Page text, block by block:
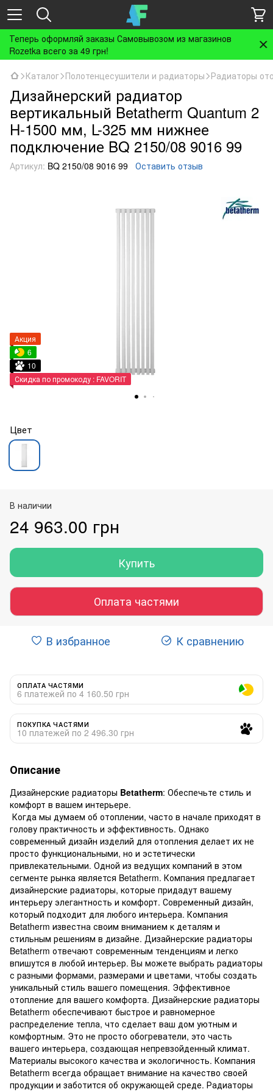
Теперь оформляй заказы Самовывозом из магазинов
Rozetka всего за 49 грн!
Каталог Полотенцесушители и радиаторы Радиаторы
Дизайнерский радиатор
вертикальный Betatherm Quantum 2
H-1500 мм, L-325 мм нижнее
подключение BQ 2150/08 9016 99
Артикул: BQ 2150/08 9016 99 Оставить отзыв
Акция
6
10
Скидка по промокоду : FAVORIT
Цвет
В наличии
24 963.00 грн
Купить
Оплата частями
В избранное К сравнению
ОПЛАТА ЧАСТЯМИ
6 платежей по 4 160.50 грн
ПОКУПКА ЧАСТЯМИ
10 платежей по 2 496.30 грн
Описание
Дизайнерские радиаторы Betatherm: Обеспечьте стиль и
комфорт в вашем интерьере.
Когда мы думаем об отоплении, часто в начале приходят в
голову практичность и эффективность. Однако
современный дизайн изделий для отопления делает их не
просто функциональными, но и эстетически
привлекательными. Одной из ведущих компаний в этом
сегменте рынка является Betatherm. Компания предлагает
дизайнерские радиаторы, которые придадут вашему
интерьеру элегантность и комфорт. Современный дизайн,
который подходит для любого интерьера. Компания
Betatherm известна своим вниманием к деталям и
стильным решениям в дизайне. Дизайнерские радиаторы
Betatherm отвечают современным тенденциям и легко
впишутся в любой интерьер. Вы можете выбрать радиаторы
с разными формами, размерами и цветами, чтобы создать
уникальный стиль вашего помещения. Эффективное
отопление для вашего комфорта. Дизайнерские радиаторы
Betatherm обеспечивают быстрое и равномерное
распределение тепла, что сделает ваш дом уютным и
комфортным. Это не просто обогреватели, это часть
вашего интерьера, создающая непревзойденный климат.
Материалы высокого качества и экологичность. Компания
Betatherm всегда обращает внимание на качество своей
продукции и заботится об окружающей среде. Радиаторы